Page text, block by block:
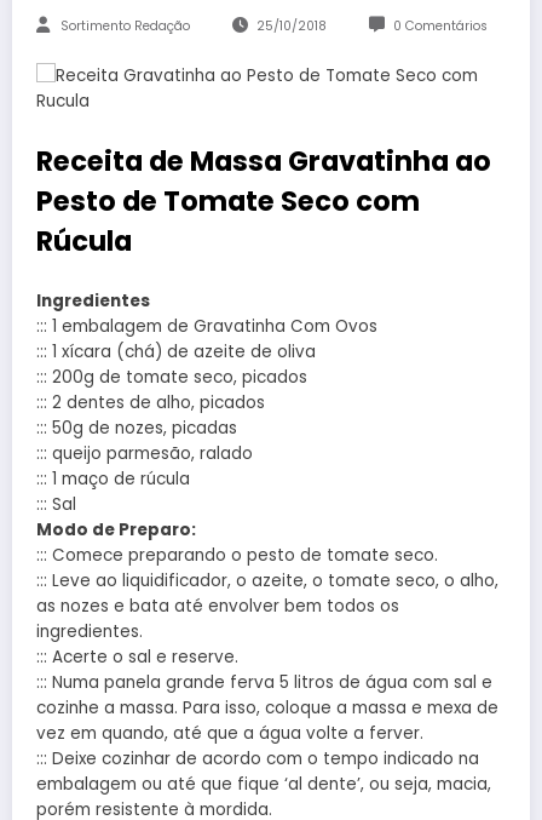
Sortimento Redação 25/10/2018 0 Comentários
Receita de Massa Gravatinha ao
Pesto de Tomate Seco com
Rúcula
Ingredientes
::: 1 embalagem de Gravatinha Com Ovos
::: 1 xícara (chá) de azeite de oliva
::: 200g de tomate seco, picados
::: 2 dentes de alho, picados
::: 50g de nozes, picadas
::: queijo parmesão, ralado
::: 1 maço de rúcula
::: Sal
Modo de Preparo:
::: Comece preparando o pesto de tomate seco.
::: Leve ao liquidificador, o azeite, o tomate seco, o alho,
as nozes e bata até envolver bem todos os
ingredientes.
::: Acerte o sal e reserve.
::: Numa panela grande ferva 5 litros de água com sal e
cozinhe a massa. Para isso, coloque a massa e mexa de
vez em quando, até que a água volte a ferver.
::: Deixe cozinhar de acordo com o tempo indicado na
embalagem ou até que fique ‘al dente’, ou seja, macia,
porém resistente à mordida.